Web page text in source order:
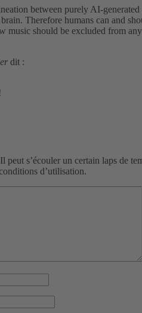
between purely AI-
Therefore humans can and
music should be excluded from
dit :
peut s’écouler un certain laps de
d’utilisation.